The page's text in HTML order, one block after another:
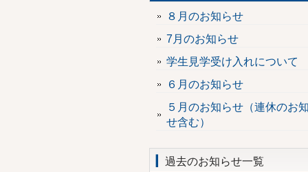
８月のお知らせ
7月のお知らせ
学生見学受け入れについて
６月のお知らせ
５月のお知らせ（連休のお
せ含む）
過去のお知らせ一覧